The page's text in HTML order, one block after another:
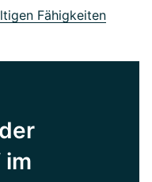
Fähigkeiten
im